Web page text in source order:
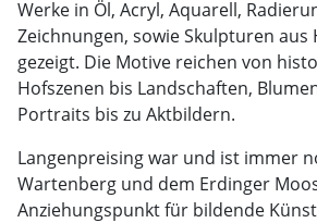
Werke in Öl, Acryl, Aquarell,
Zeichnungen, sowie Skulpturen aus
gezeigt. Die Motive reichen von
Hofszenen bis Landschaften,
Portraits bis zu Aktbildern.
Langenpreising war und ist immer
Wartenberg und dem Erdinger
Anziehungspunkt für bildende